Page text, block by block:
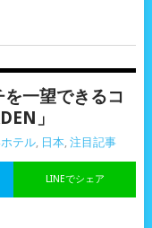
一望できるコ
」
テル, 日本, 注目記事
LINEでシェア